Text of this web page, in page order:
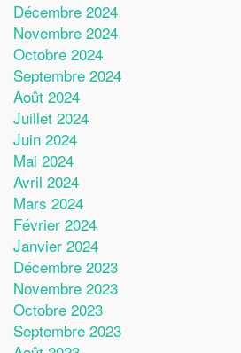
Décembre 2024
Novembre 2024
Octobre 2024
Septembre 2024
Août 2024
Juillet 2024
Juin 2024
Mai 2024
Avril 2024
Mars 2024
Février 2024
Janvier 2024
Décembre 2023
Novembre 2023
Octobre 2023
Septembre 2023